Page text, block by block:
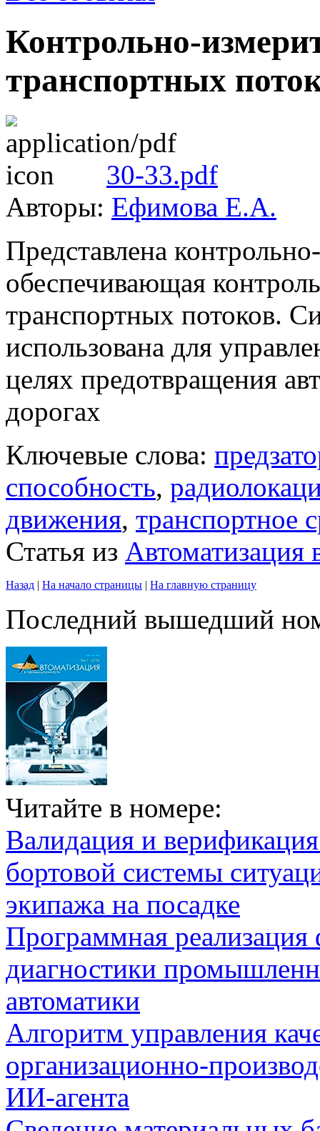
Контрольно-
транспортных
30-33.pdf
Авторы: Ефимова Е.А.
Представлена
обеспечивающая
транспортных потоков.
использована для
целях предотвращения
дорогах
Ключевые слова:
способность,
движения, транспортное
Статья из
Назад | На начало страницы | На главную страницу
Последний вышедший
Читайте в номере:
Валидация и
бортовой системы
экипажа на посадке
Программная
диагностики
автоматики
Алгоритм управления
организационно-
ИИ-агента